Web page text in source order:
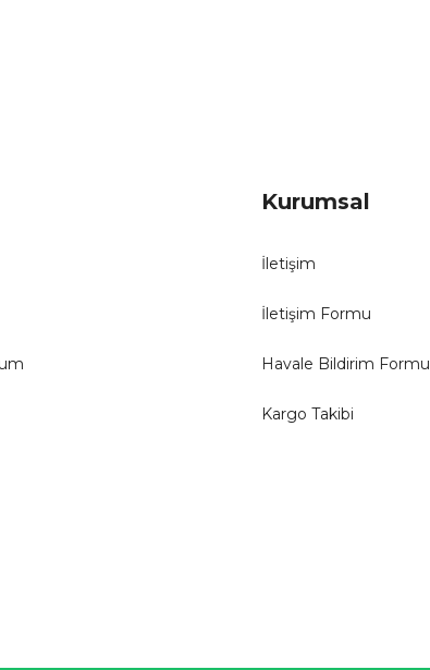
Kurumsal
İletişim
İletişim Formu
Havale Bildirim Formu
Kargo Takibi